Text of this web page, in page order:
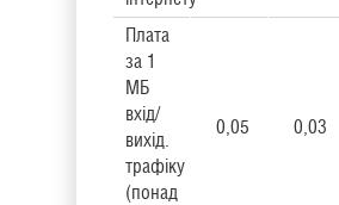
Плата
за 1
МБ
вхід/
вихід.
трафіку
(понад
0,05 0,03